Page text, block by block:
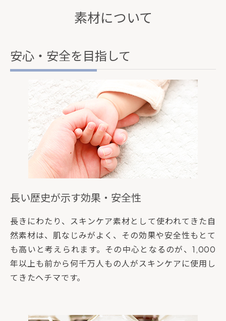
素材について
安心・安全を目指して
長い歴史が示す効果・安全性
長きにわたり、スキンケア素材として使われてきた自
然素材は、肌なじみがよく、その効果や安全性もとて
も高いと考えられます。その中心となるのが、1,000
年以上も前から何千万人もの人がスキンケアに使用し
てきたヘチマです。